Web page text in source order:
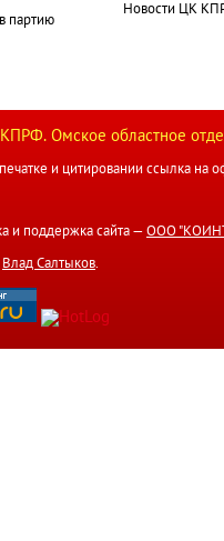
партию
Новости ЦК
Омское областное
и цитировании ссылка на
и поддержка сайта — ООО
Влад Салтыков.